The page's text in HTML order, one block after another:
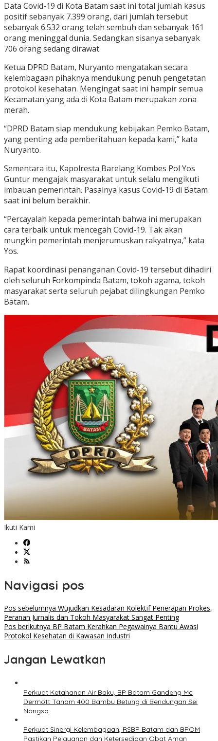
Data Covid-19 di Kota Batam saat ini total jumlah kasus
positif sebanyak 7.399 orang, dari jumlah tersebut
sebanyak 6.532 orang telah sembuh dan sebanyak 161
orang meninggal dunia. Sedangkan sisanya sebanyak
706 orang sedang dirawat.
Ketua DPRD Batam, Nuryanto mengatakan secara
kelembagaan pihaknya mendukung penuh pengetatan
protokol kesehatan. Mengingat saat ini hampir semua
Kecamatan yang ada di Kota Batam merupakan zona
merah.
“DPRD Batam siap mendukung kebijakan Pemko Batam,
yang penting ada pemberitahuan kepada kami,” kata
Nuryanto.
Sementara itu, Kapolresta Barelang Kombes Pol Yos
Guntur mengajak masyarakat untuk selalu mengikuti
imbauan pemerintah. Pasalnya kasus Covid-19 di Batam
saat ini belum berakhir.
“Percayalah kepada pemerintah bahwa ini merupakan
cara terbaik untuk mencegah Covid-19. Tak akan
mungkin pemerintah menjerumuskan rakyatnya,” kata
Yos.
Rapat koordinasi penanganan Covid-19 tersebut dihadiri
oleh seluruh Forkompinda Batam, tokoh agama, tokoh
masyarakat serta seluruh pejabat dilingkungan Pemko
Batam.
Ikuti Kami
Navigasi pos
Pos sebelumnya Wujudkan Kesadaran Kolektif Penerapan Prokes,
Peranan Jurnalis dan Tokoh Masyarakat Sangat Penting
Pos berikutnya BP Batam Kerahkan Pegawainya Bantu Awasi
Protokol Kesehatan di Kawasan Industri
Jangan Lewatkan
Perkuat Ketahanan Air Baku, BP Batam Gandeng Mc
Dermott Tanam 400 Bambu Betung di Bendungan Sei
Nongsa
Perkuat Sinergi Kelembagaan, RSBP Batam dan BPOM
Pastikan Pelayanan dan Ketersediaan Obat Aman